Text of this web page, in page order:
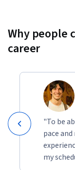
Why people
career
"To be
pace
my